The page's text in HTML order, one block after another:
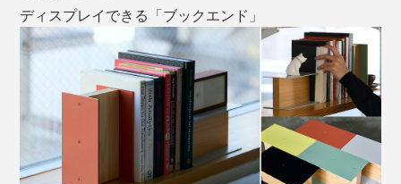
ディスプレイできる「ブックエンド」